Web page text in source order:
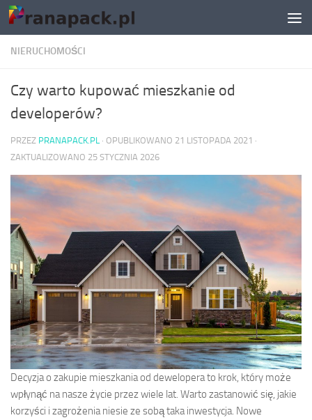
Skip to content
NIERUCHOMOŚCI
Czy warto kupować mieszkanie od
developerów?
PRZEZ PRANAPACK.PL · OPUBLIKOWANO 21 LISTOPADA 2021 ·
ZAKTUALIZOWANO 25 STYCZNIA 2026
Decyzja o zakupie mieszkania od dewelopera to krok, który może
wpłynąć na nasze życie przez wiele lat. Warto zastanowić się, jakie
korzyści i zagrożenia niesie ze sobą taka inwestycja. Nowe